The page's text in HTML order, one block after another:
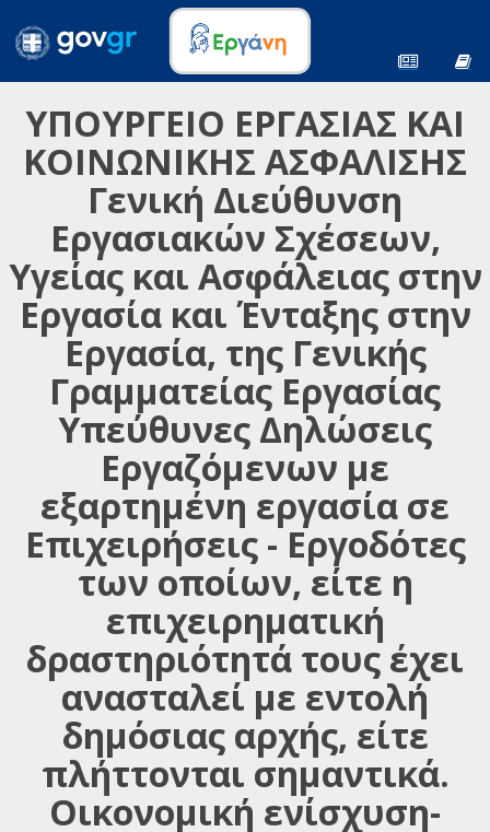
ΥΠΟΥΡΓΕΙΟ ΕΡΓΑΣΙΑΣ ΚΑΙ
ΚΟΙΝΩΝΙΚΗΣ ΑΣΦΑΛΙΣΗΣ
Γενική Διεύθυνση
Εργασιακών Σχέσεων,
Υγείας και Ασφάλειας στην
Εργασία και Ένταξης στην
Εργασία, της Γενικής
Γραμματείας Εργασίας
Υπεύθυνες Δηλώσεις
Εργαζόμενων με
εξαρτημένη εργασία σε
Επιχειρήσεις - Εργοδότες
των οποίων, είτε η
επιχειρηματική
δραστηριότητά τους έχει
ανασταλεί με εντολή
δημόσιας αρχής, είτε
πλήττονται σημαντικά.
Οικονομική ενίσχυση-